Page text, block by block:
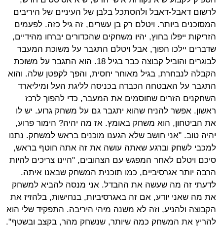
לרשום דאבל-דאבל ולהסתכל בלבן של העיניים של היריבים
המסוכנים ביותר. ויטלם רק בן עשרים, זה גיל כזה. לפעמים
הזריקות ייפלו בחוץ, יהיו משחקים שהכדורים יברחו מהידיים,
שדברים יילכו הפוך, אבל ויטלם התגבר על משוכת המעבר
לבוגרים והוביל קבוצה כבר בגיל 18. הוא התגבר על משוכת
הקבלה לנבחרת, בגיל מאוחר יחסית, והפך לקפטן שלה. והוא
התגבר על האבטחה הכבדה בכניסה לליגת העל ומיליארד
השחקנים הזרים שחוסמים את המעבר, כדי להפוך לרכז
ראשון. אפשר להניח שהוא יתגבר גם על משחק גרוע. יש לו
את הביטחון, הוא משחק באומץ. אז מה יהיה? הימור פרוע,
יהיה טוב. "אני חושב שלא הגענו מוכנים בראש למשחק. נתנו
למכבי לשחק וברגע שאתה עושה את זה אתה חוטף בראש,
סיכם ויטלם לאחר המפגש עם הצהובים, "היינו צריכים להיות
הרבה יותר אגרסיביים, כמו תוכנית המשחק שבאנו איתה.
לדעתי זה מה שעשה את ההבדל. אני מנסה להביא למשחק
את מה שאני יודע, אם זה באגרסיביות, בנחישות, בלהזיז את
הקבוצה ולהניע, וזה לא משנה מיהי היריבה. התפקיד שלי הוא
להריץ את המשחק כמה שיותר, שנשחק מהר, בקצב ובשטף".